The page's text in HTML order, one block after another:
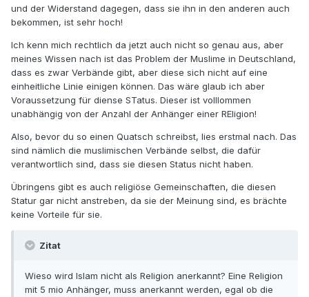
und der Widerstand dagegen, dass sie ihn in den anderen auch
bekommen, ist sehr hoch!
Ich kenn mich rechtlich da jetzt auch nicht so genau aus, aber
meines Wissen nach ist das Problem der Muslime in Deutschland,
dass es zwar Verbände gibt, aber diese sich nicht auf eine
einheitliche Linie einigen können. Das wäre glaub ich aber
Voraussetzung für diense STatus. Dieser ist volllommen
unabhängig von der Anzahl der Anhänger einer REligion!
Also, bevor du so einen Quatsch schreibst, lies erstmal nach. Das
sind nämlich die muslimischen Verbände selbst, die dafür
verantwortlich sind, dass sie diesen Status nicht haben.
Übringens gibt es auch religiöse Gemeinschaften, die diesen
Statur gar nicht anstreben, da sie der Meinung sind, es brächte
keine Vorteile für sie.
Zitat
Wieso wird Islam nicht als Religion anerkannt? Eine Religion
mit 5 mio Anhänger, muss anerkannt werden, egal ob die